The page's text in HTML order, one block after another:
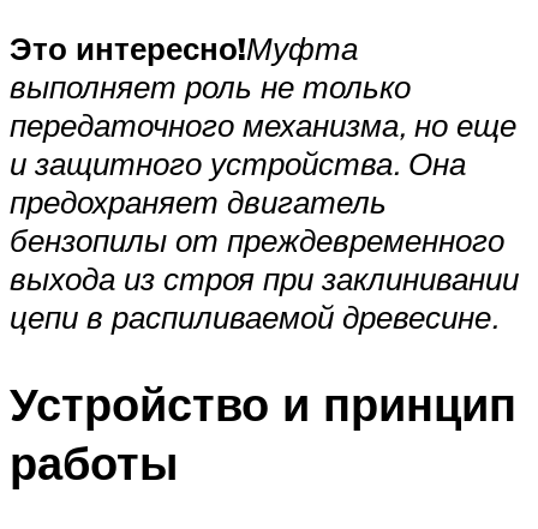
Это интересно!Муфта
выполняет роль не только
передаточного механизма, но еще
и защитного устройства. Она
предохраняет двигатель
бензопилы от преждевременного
выхода из строя при заклинивании
цепи в распиливаемой древесине.
Устройство и принцип
работы